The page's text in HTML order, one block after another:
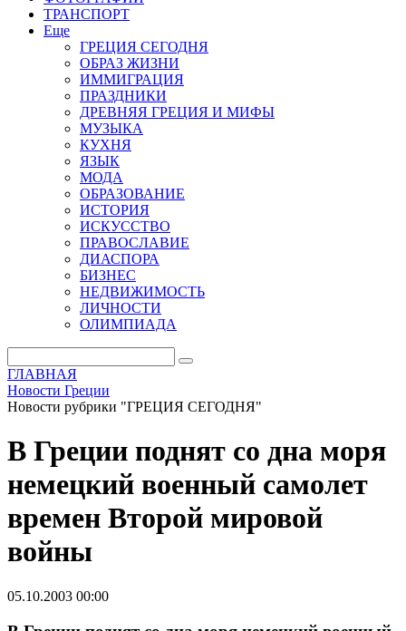
ТРАНСПОРТ
Еще
ГРЕЦИЯ СЕГОДНЯ
ОБРАЗ ЖИЗНИ
ИММИГРАЦИЯ
ПРАЗДНИКИ
ДРЕВНЯЯ ГРЕЦИЯ И МИФЫ
МУЗЫКА
КУХНЯ
ЯЗЫК
МОДА
ОБРАЗОВАНИЕ
ИСТОРИЯ
ИСКУССТВО
ПРАВОСЛАВИЕ
ДИАСПОРА
БИЗНЕС
НЕДВИЖИМОСТЬ
ЛИЧНОСТИ
ОЛИМПИАДА
ГЛАВНАЯ
Новости Греции
Новости рубрики "ГРЕЦИЯ СЕГОДНЯ"
В Греции поднят со дна моря
немецкий военный самолет
времен Второй мировой
войны
05.10.2003 00:00